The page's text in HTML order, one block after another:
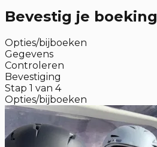
Bevestig je boeking
Opties/bijboeken
Gegevens
Controleren
Bevestiging
Stap 1 van 4
Opties/bijboeken